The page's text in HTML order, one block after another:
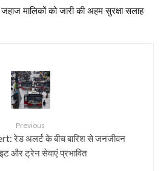
मालिकों को जारी की अहम सुरक्षा सलाह
Previous
रेड अलर्ट के बीच बारिश से जनजीवन
और ट्रेन सेवाएं प्रभावित